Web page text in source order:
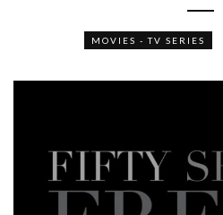
MOVIES - TV SERIES